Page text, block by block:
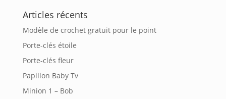
Articles récents
Modèle de crochet gratuit pour le point
Porte-clés étoile
Porte-clés fleur
Papillon Baby Tv
Minion 1 – Bob